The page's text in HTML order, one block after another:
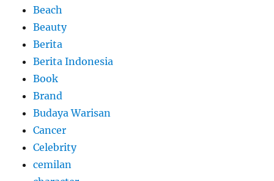
Beach
Beauty
Berita
Berita Indonesia
Book
Brand
Budaya Warisan
Cancer
Celebrity
cemilan